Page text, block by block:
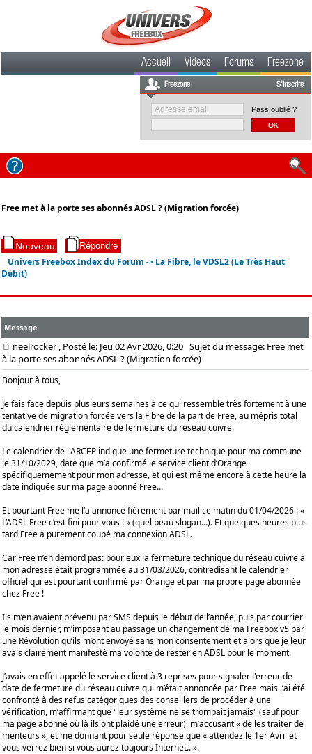
Accueil Videos Forums Freezone
Freezone S'inscrire
Pass oublié ?
Free met à la porte ses abonnés ADSL ? (Migration forcée)
Univers Freebox Index du Forum -> La Fibre, le VDSL2 (Le Très Haut
Débit)
Message
neelrocker, Posté le: Jeu 02 Avr 2026, 0:20 Sujet du message: Free met
à la porte ses abonnés ADSL ? (Migration forcée)
Bonjour à tous,
Je fais face depuis plusieurs semaines à ce qui ressemble très fortement à une
tentative de migration forcée vers la Fibre de la part de Free, au mépris total
du calendrier réglementaire de fermeture du réseau cuivre.
Le calendrier de l'ARCEP indique une fermeture technique pour ma commune
le 31/10/2029, date que m’a confirmé le service client d’Orange
spécifiquemement pour mon adresse, et qui est même encore à cette heure la
date indiquée sur ma page abonné Free...
Et pourtant Free me l’a annoncé fièrement par mail ce matin du 01/04/2026 : «
L’ADSL Free c’est fini pour vous ! » (quel beau slogan…). Et quelques heures plus
tard Free a purement coupé ma connexion ADSL.
Car Free n’en démord pas: pour eux la fermeture technique du réseau cuivre à
mon adresse était programmée au 31/03/2026, contredisant le calendrier
officiel qui est pourtant confirmé par Orange et par ma propre page abonnée
chez Free !
Ils m’en avaient prévenu par SMS depuis le début de l’année, puis par courrier
le mois dernier, m’imposant au passage un changement de ma Freebox v5 par
une Révolution qu’ils m’ont envoyé sans mon consentement et alors que je leur
avais clairement manifesté ma volonté de rester en ADSL pour le moment.
J’avais en effet appelé le service client à 3 reprises pour signaler l'erreur de
date de fermeture du réseau cuivre qui m’était annoncée par Free mais j’ai été
confronté à des refus catégoriques des conseillers de procéder à une
vérification, m’affirmant que "leur système ne se trompait jamais" (sauf pour
ma page abonné où là ils ont plaidé une erreur), m’accusant « de les traiter de
menteurs », et me donnant pour seule réponse que « attendez le 1er Avril et
vous verrez bien si vous aurez toujours Internet...».